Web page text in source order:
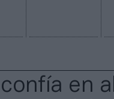
confía en